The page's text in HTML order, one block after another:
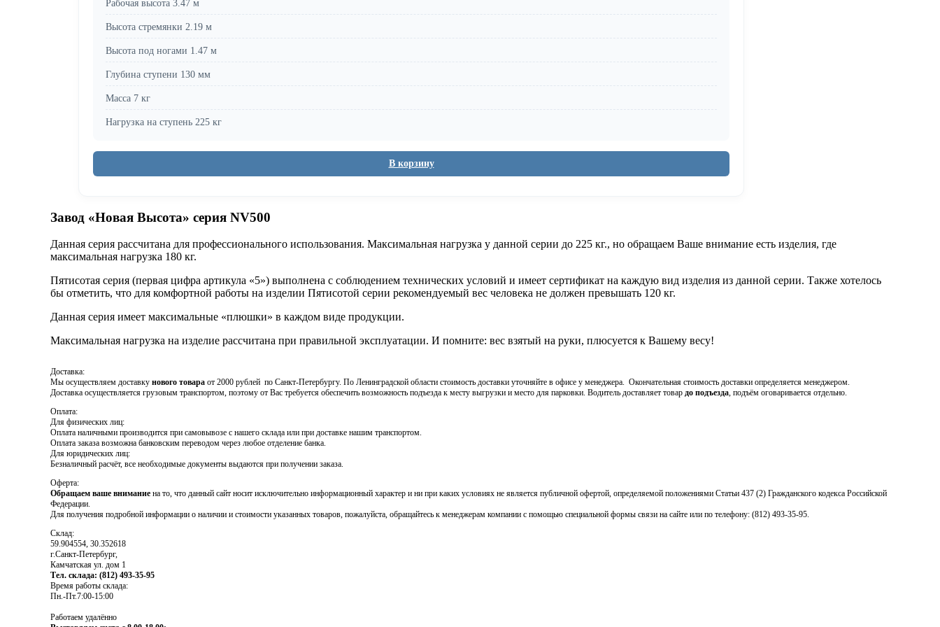
Рабочая высота 3.47 м
Высота стремянки 2.19 м
Высота под ногами 1.47 м
Глубина ступени 130 мм
Масса 7 кг
Нагрузка на ступень 225 кг
В корзину
Завод «Новая Высота» серия NV500
Данная серия рассчитана для профессионального использования. Максимальная нагрузка у данной серии до 225 кг., но обращаем Ваше внимание есть изделия, где
максимальная нагрузка 180 кг.
Пятисотая серия (первая цифра артикула «5») выполнена с соблюдением технических условий и имеет сертификат на каждую вид изделия из данной серии. Также хотелось
бы отметить, что для комфортной работы на изделии Пятисотой серии рекомендуемый вес человека не должен превышать 120 кг.
Данная серия имеет максимальные «плюшки» в каждом виде продукции.
Максимальная нагрузка на изделие рассчитана при правильной эксплуатации. И помните: вес взятый на руки, плюсуется к Вашему весу!
Доставка:
Мы осуществляем доставку нового товара от 2000 рублей по Санкт-Петербургу. По Ленинградской области стоимость доставки уточняйте в офисе у менеджера. Окончательная стоимость доставки определяется менеджером.
Доставка осуществляется грузовым транспортом, поэтому от Вас требуется обеспечить возможность подъезда к месту выгрузки и место для парковки. Водитель доставляет товар до подъезда, подъём оговаривается отдельно.
Оплата:
Для физических лиц:
Оплата наличными производится при самовывозе с нашего склада или при доставке нашим транспортом.
Оплата заказа возможна банковским переводом через любое отделение банка.
Для юридических лиц:
Безналичный расчёт, все необходимые документы выдаются при получении заказа.
Оферта:
Обращаем ваше внимание на то, что данный сайт носит исключительно информационный характер и ни при каких условиях не является публичной офертой, определяемой положениями Статьи 437 (2) Гражданского кодекса Российской
Федерации.
Для получения подробной информации о наличии и стоимости указанных товаров, пожалуйста, обращайтесь к менеджерам компании с помощью специальной формы связи на сайте или по телефону: (812) 493-35-95.
Склад:
59.904554, 30.352618
г.Санкт-Петербург,
Камчатская ул. дом 1
Тел. склада: (812) 493-35-95
Время работы склада:
Пн.-Пт.7:00-15:00
Работаем удалённо